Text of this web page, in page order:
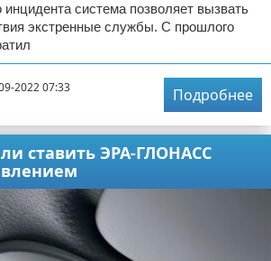
система позволяет вызвать
экстренные службы. С прошлого
2022 07:33
Подробнее
ставить ЭРА-ГЛОНАСС